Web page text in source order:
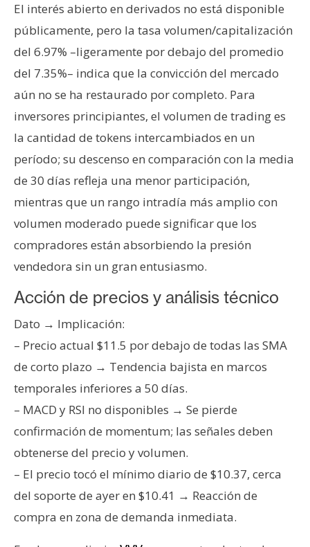
El interés abierto en derivados no está disponible
públicamente, pero la tasa volumen/capitalización
del 6.97% –ligeramente por debajo del promedio
del 7.35%– indica que la convicción del mercado
aún no se ha restaurado por completo. Para
inversores principiantes, el volumen de trading es
la cantidad de tokens intercambiados en un
período; su descenso en comparación con la media
de 30 días refleja una menor participación,
mientras que un rango intradía más amplio con
volumen moderado puede significar que los
compradores están absorbiendo la presión
vendedora sin un gran entusiasmo.
Acción de precios y análisis técnico
Dato → Implicación:
– Precio actual $11.5 por debajo de todas las SMA
de corto plazo → Tendencia bajista en marcos
temporales inferiores a 50 días.
– MACD y RSI no disponibles → Se pierde
confirmación de momentum; las señales deben
obtenerse del precio y volumen.
– El precio tocó el mínimo diario de $10.37, cerca
del soporte de ayer en $10.41 → Reacción de
compra en zona de demanda inmediata.